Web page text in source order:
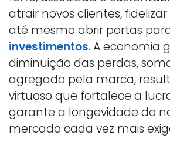
atrair novos clientes,
até mesmo abrir portas
investimentos. A economia
diminuição das perdas,
agregado pela marca,
virtuoso que fortalece a
garante a longevidade do
mercado cada vez mais